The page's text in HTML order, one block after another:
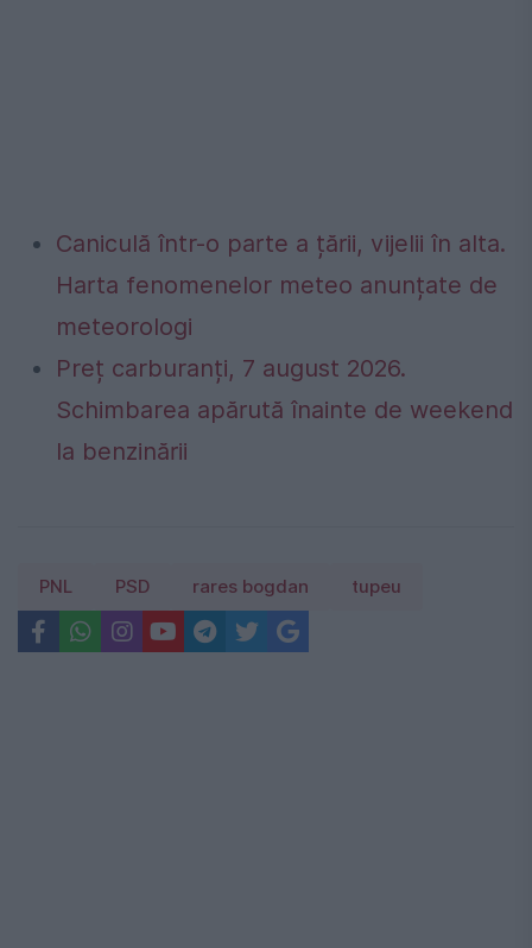
Caniculă într-o parte a țării, vijelii în alta.
Harta fenomenelor meteo anunțate de
meteorologi
Preț carburanți, 7 august 2026.
Schimbarea apărută înainte de weekend
la benzinării
PNL PSD rares bogdan tupeu